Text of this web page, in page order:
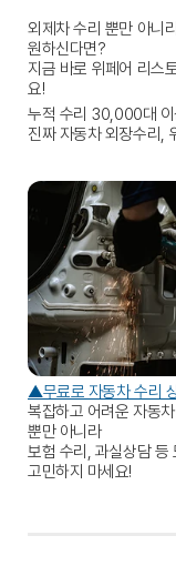
외제차 수리 뿐만 아니
원하신다면?
지금 바로 위페어 리스
요!
누적 수리 30,000대 이
진짜 자동차 외장수리,
▲무료로 자동차 수리
복잡하고 어려운 자동
뿐만 아니라
보험 수리, 과실상담 등
고민하지 마세요!